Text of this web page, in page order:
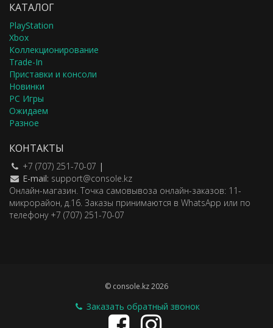
КАТАЛОГ
PlayStation
Xbox
Коллекционирование
Trade-In
Приставки и консоли
Новинки
PC Игры
Ожидаем
Разное
КОНТАКТЫ
+7 (707) 251-70-07 |
E-mail: support@console.kz
Онлайн-магазин. Точка самовывоза онлайн-заказов: 11-
микрорайон, д.16. Заказы принимаются в WhatsApp или по
телефону +7 (707) 251-70-07
© console.kz 2026
Заказать обратный звонок